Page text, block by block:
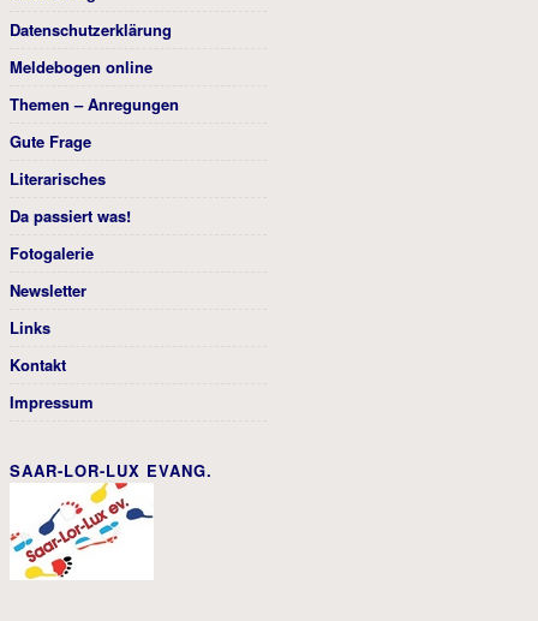
Datenschutzerklärung
Meldebogen online
Themen – Anregungen
Gute Frage
Literarisches
Da passiert was!
Fotogalerie
Newsletter
Links
Kontakt
Impressum
SAAR-LOR-LUX EVANG.